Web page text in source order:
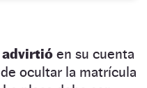
advirtió en su cuenta
de ocultar la matrícula